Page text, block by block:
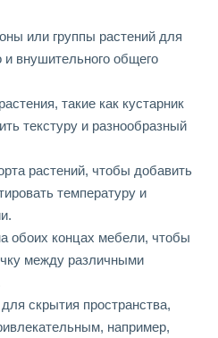
или группы растений для
и внушительного общего
такие как кустарник
текстуру и разнообразный
растений, чтобы добавить
температуру и
обоих концах мебели, чтобы
между различными
скрытия пространства,
например,